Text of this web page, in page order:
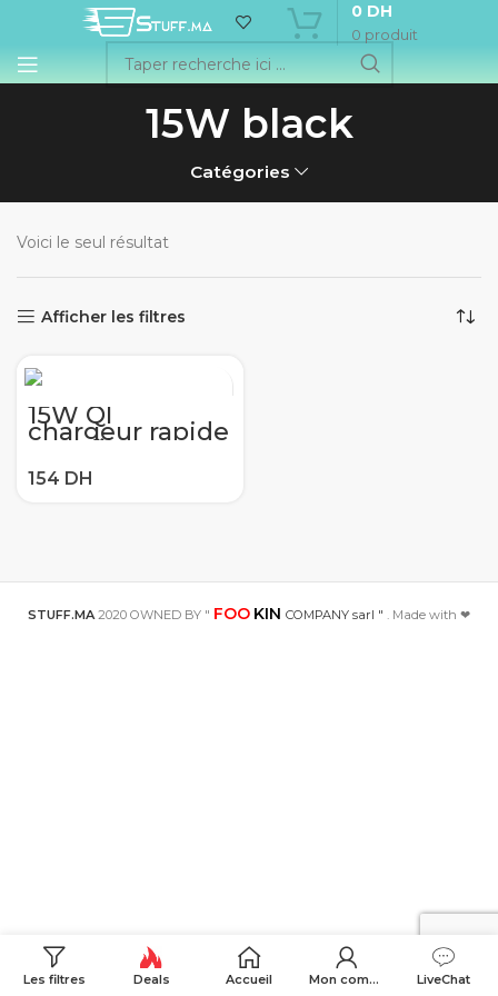
0 produit
0 DH
15W black
Catégories
Voici le seul résultat
Afficher les filtres
15W QI
chargeur rapide
sans fil
chargeur rapide
usb tpye c QC
xiaomi SIKAI
STUFF.MA 2020 OWNED BY " FOO KIN COMPANY sarl " . Made with ❤
Les filtres Deals Accueil Mon compte LiveChat